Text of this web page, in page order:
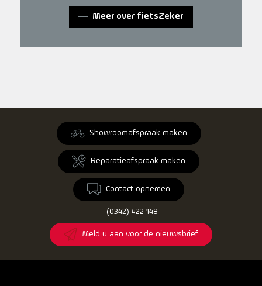
Meer over fietsZeker
Showroomafspraak maken
Reparatieafspraak maken
Contact opnemen
(0342) 422 148
Meld u aan voor de nieuwsbrief